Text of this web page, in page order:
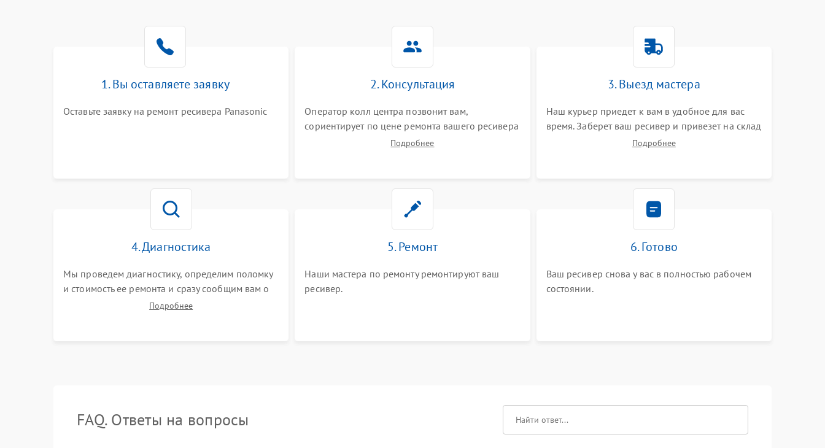
1. Вы оставляете заявку
Оставьте заявку на ремонт ресивера Panasonic
2. Консультация
Оператор колл центра позвонит вам,
сориентирует по цене ремонта вашего ресивера
а также ответит на все ваши вопросы.
Подробнее
3. Выезд мастера
Наш курьер приедет к вам в удобное для вас
время. Заберет ваш ресивер и привезет на склад
Подробнее
4. Диагностика
Мы проведем диагностику, определим поломку
и стоимость ее ремонта и сразу сообщим вам о
Подробнее
5. Ремонт
Наши мастера по ремонту ремонтируют ваш
ресивер.
6. Готово
Ваш ресивер снова у вас в полностью рабочем
состоянии.
FAQ. Ответы на вопросы